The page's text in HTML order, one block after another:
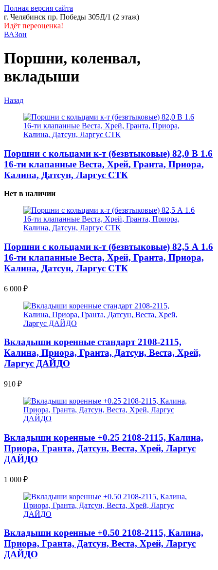
Полная версия сайта
г. Челябинск пр. Победы 305Д/1 (2 этаж)
Идёт переоценка!
ВАЗон
Поршни, коленвал,
вкладыши
Назад
Поршни с кольцами к-т (безвтыковые) 82,0 В 1.6
16-ти клапанные Веста, Хрей, Гранта, Приора,
Калина, Датсун, Ларгус СТК
Нет в наличии
Поршни с кольцами к-т (безвтыковые) 82,5 А 1.6
16-ти клапанные Веста, Хрей, Гранта, Приора,
Калина, Датсун, Ларгус СТК
6 000 ₽
Вкладыши коренные стандарт 2108-2115,
Калина, Приора, Гранта, Датсун, Веста, Хрей,
Ларгус ДАЙДО
910 ₽
Вкладыши коренные +0.25 2108-2115, Калина,
Приора, Гранта, Датсун, Веста, Хрей, Ларгус
ДАЙДО
1 000 ₽
Вкладыши коренные +0.50 2108-2115, Калина,
Приора, Гранта, Датсун, Веста, Хрей, Ларгус
ДАЙДО